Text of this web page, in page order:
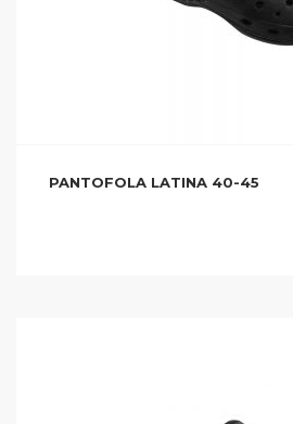
PANTOFOLA LATINA 40-45